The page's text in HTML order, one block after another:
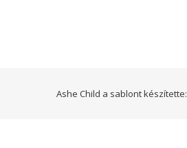
Ashe Child a sablont készítette: